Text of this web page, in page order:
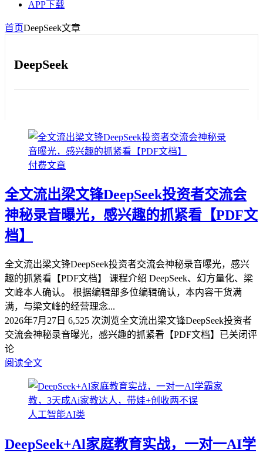
APP下载
首页DeepSeek文章
DeepSeek
付费文章
全文流出梁文锋DeepSeek投资者交流会
神秘录音曝光，感兴趣的抓紧看【PDF文
档】
全文流出梁文锋DeepSeek投资者交流会神秘录音曝光，感兴
趣的抓紧看【PDF文档】 课程介绍 DeepSeek、幻方量化、梁
文峰本人确认。 根据编辑部多位编辑确认，本内容干货满
满，与梁文峰的经营理念...
2026年7月27日 6,525 次浏览全文流出梁文锋DeepSeek投资者
交流会神秘录音曝光，感兴趣的抓紧看【PDF文档】 已关闭评
论
阅读全文
人工智能AI类
DeepSeek+Al家庭教育实战，一对一AI学